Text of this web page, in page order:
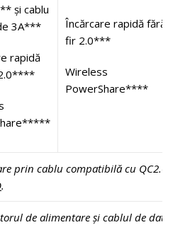
și cablu
3A***
rapidă
Încărcare rapidă fără
fir 2.0***
Wireless
PowerShare****
prin cablu compatibilă cu QC2.0
.
de alimentare și cablul de date